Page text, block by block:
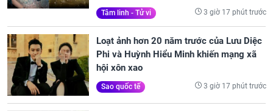
Tâm linh - Tử vi 3 giờ 17 phút trước
Loạt ảnh hơn 20 năm trước của Lưu Diệc
Phi và Huỳnh Hiểu Minh khiến mạng xã
hội xôn xao
Sao quốc tế 3 giờ 17 phút trước